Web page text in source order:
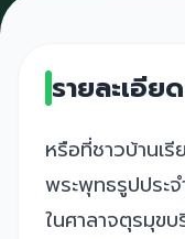
รายละเอียด
หรือที่ชาวบ้านเ
พระพุทธรูปประ
ในศาลาจตุรมุข